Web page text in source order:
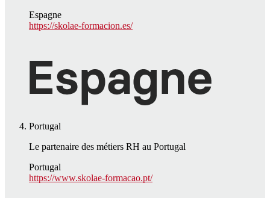
Espagne
https://skolae-formacion.es/
Portugal
Le partenaire des métiers RH au Portugal
Portugal
https://www.skolae-formacao.pt/